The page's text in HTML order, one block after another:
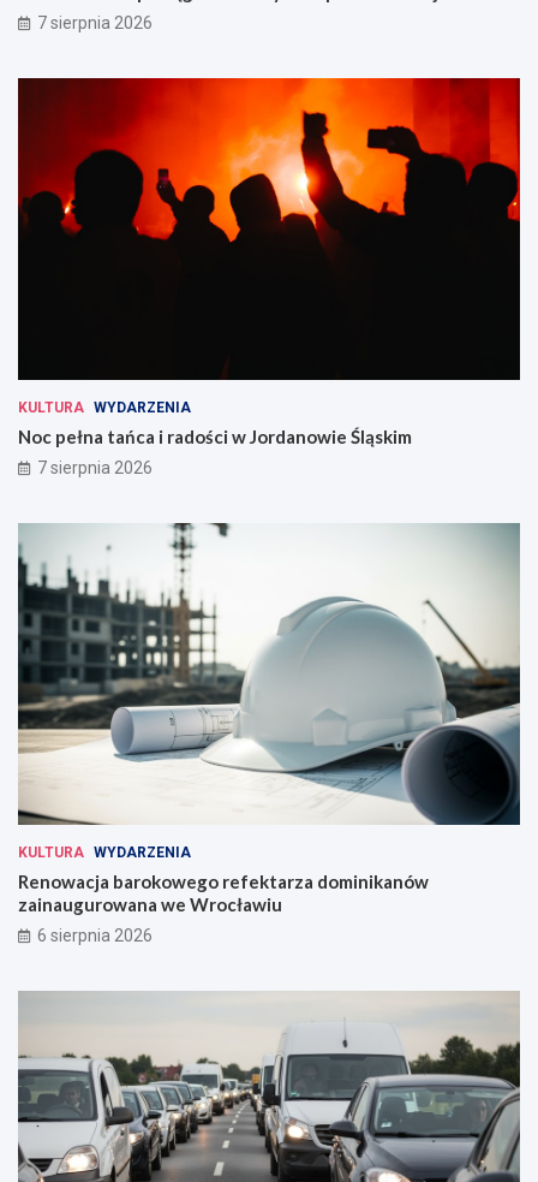
7 sierpnia 2026
KULTURA WYDARZENIA
Noc pełna tańca i radości w Jordanowie Śląskim
7 sierpnia 2026
KULTURA WYDARZENIA
Renowacja barokowego refektarza dominikanów
zainaugurowana we Wrocławiu
6 sierpnia 2026